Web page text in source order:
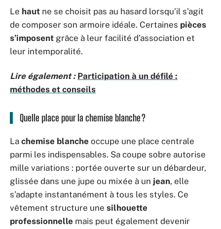
Le haut ne se choisit pas au hasard lorsqu’il s’agit
de composer son armoire idéale. Certaines pièces
s’imposent grâce à leur facilité d’association et
leur intemporalité.
Lire également : Participation à un défilé :
méthodes et conseils
Quelle place pour la chemise blanche ?
La chemise blanche occupe une place centrale
parmi les indispensables. Sa coupe sobre autorise
mille variations : portée ouverte sur un débardeur,
glissée dans une jupe ou mixée à un jean, elle
s’adapte instantanément à tous les styles. Ce
vêtement structure une silhouette
professionnelle mais peut également devenir